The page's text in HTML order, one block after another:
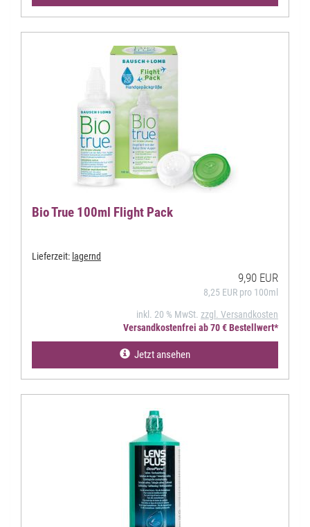
Bio True 100ml Flight Pack
Lieferzeit: lagernd
9,90 EUR
8,25 EUR pro 100ml
inkl. 20 % MwSt. zzgl. Versandkosten
Versandkostenfrei ab 70 € Bestellwert*
Jetzt ansehen